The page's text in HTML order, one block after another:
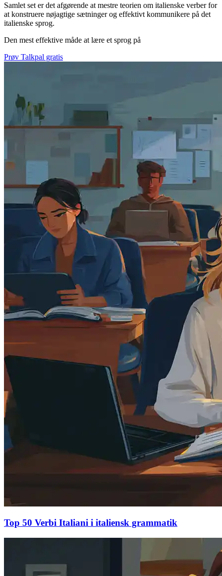
Samlet set er det afgørende at mestre teorien om italienske verber for
at konstruere nøjagtige sætninger og effektivt kommunikere på det
italienske sprog.
Den mest effektive måde at lære et sprog på
Prøv Talkpal gratis
Top 50 Verbi Italiani i italiensk grammatik